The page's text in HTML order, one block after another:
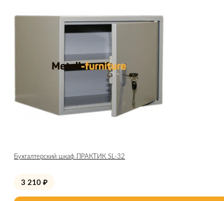
Бухгалтерский шкаф ПРАКТИК SL-32
3 210 ₽